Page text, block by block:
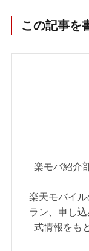
この記事を
楽モバ紹介
楽天モバイ
ラン、申し
式情報をも